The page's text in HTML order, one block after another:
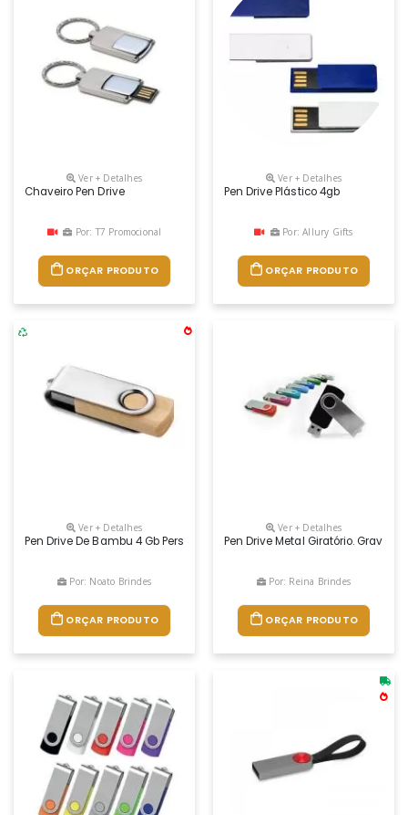
Ver + Detalhes
Chaveiro Pen Drive
Por: T7 Promocional
ORÇAR PRODUTO
Ver + Detalhes
Pen Drive Plástico 4gb
Por: Allury Gifts
ORÇAR PRODUTO
Ver + Detalhes
Pen Drive De Bambu 4 Gb Personalizado, Capacidade 4gb
Por: Noato Brindes
ORÇAR PRODUTO
Ver + Detalhes
Pen Drive Metal Giratório.
Por: Reina Brindes
ORÇAR PRODUTO